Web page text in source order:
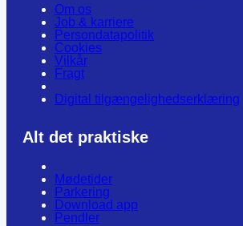
Om os
Job & karriere
Persondatapolitik
Cookies
Vilkår
Fragt
Digital tilgængelighedserklæring
Alt det praktiske
Mødetider
Parkering
Download app
Pendler